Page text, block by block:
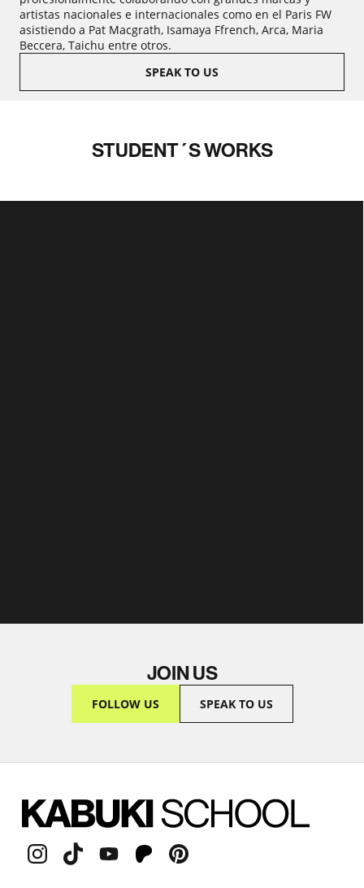
artistas nacionales e internacionales como en el Paris FW
asistiendo a Pat Macgrath, Isamaya Ffrench, Arca, Maria
Beccera, Taichu entre otros.
SPEAK TO US
STUDENT´S WORKS
JOIN US
FOLLOW US SPEAK TO US